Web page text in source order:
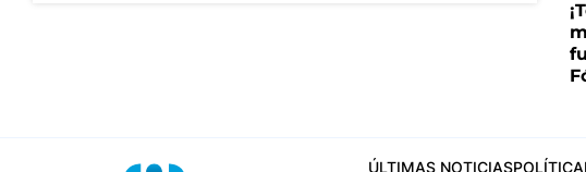
ÚLTIMAS NOTICIASPOLÍTICA